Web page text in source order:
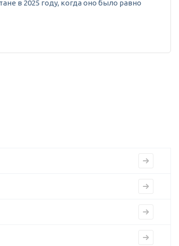
в 2025 году, когда оно было равно